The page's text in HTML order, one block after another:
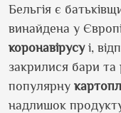
Бельгія є
винайдена у
коронавірусуі,
закрилися бари
популярну
надлишок